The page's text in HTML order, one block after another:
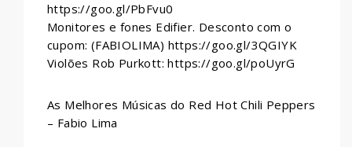
https://goo.gl/PbFvu0
Monitores e fones Edifier. Desconto com o
cupom: (FABIOLIMA) https://goo.gl/3QGIYK
Violões Rob Purkott: https://goo.gl/poUyrG
As Melhores Músicas do Red Hot Chili Peppers
– Fabio Lima